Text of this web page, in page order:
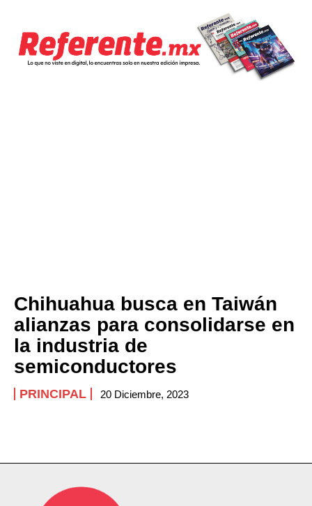
Chihuahua busca en Taiwán
alianzas para consolidarse en
la industria de
semiconductores
PRINCIPAL 20 Diciembre, 2023